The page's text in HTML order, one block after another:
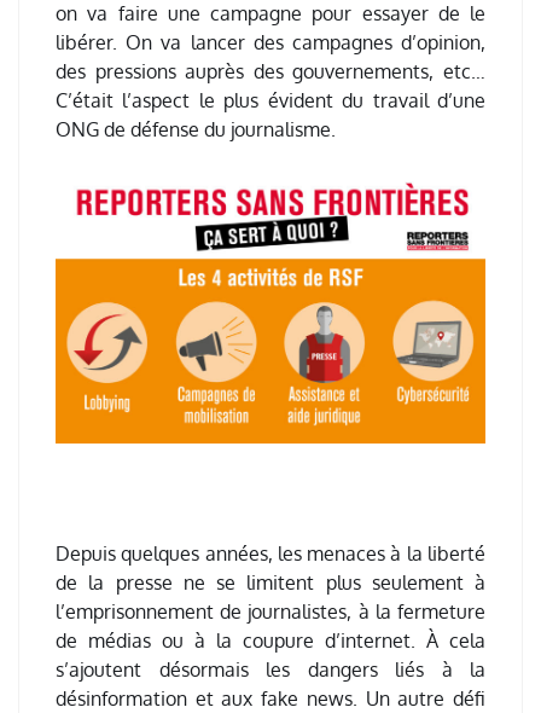
on va faire une campagne pour essayer de le
libérer. On va lancer des campagnes d’opinion,
des pressions auprès des gouvernements, etc…
C’était l’aspect le plus évident du travail d’une
ONG de défense du journalisme.
Depuis quelques années, les menaces à la liberté
de la presse ne se limitent plus seulement à
l’emprisonnement de journalistes, à la fermeture
de médias ou à la coupure d’internet. À cela
s’ajoutent désormais les dangers liés à la
désinformation et aux fake news. Un autre défi